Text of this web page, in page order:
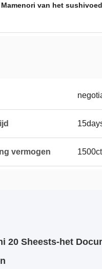
van het
vermogen
20 Sheests-het